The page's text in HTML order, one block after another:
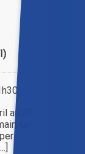
au 20
un